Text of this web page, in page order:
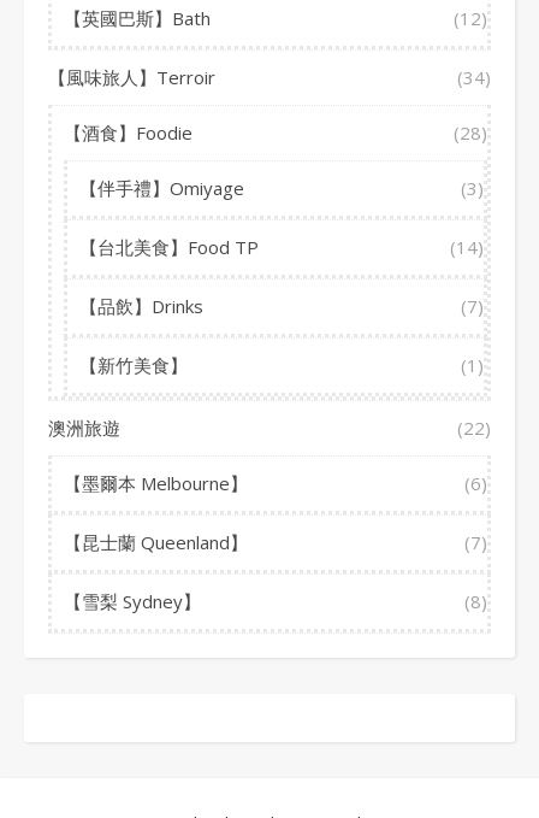
【英國巴斯】Bath (12)
【風味旅人】Terroir (34)
【酒食】Foodie (28)
【伴手禮】Omiyage (3)
【台北美食】Food TP (14)
【品飲】Drinks (7)
【新竹美食】 (1)
澳洲旅遊 (22)
【墨爾本 Melbourne】 (6)
【昆士蘭 Queenland】 (7)
【雪梨 Sydney】 (8)